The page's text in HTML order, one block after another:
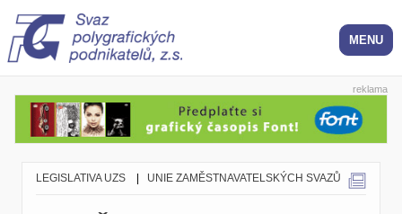
reklama
LEGISLATIVA UZS UNIE ZAMĚSTNAVATELSKÝCH SVAZŮ